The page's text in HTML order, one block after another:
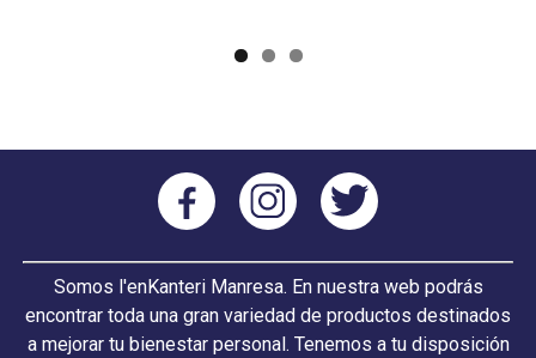
Somos l'enKanteri Manresa. En nuestra web podrás
encontrar toda una gran variedad de productos destinados
a mejorar tu bienestar personal. Tenemos a tu disposición